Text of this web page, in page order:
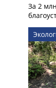
За 2